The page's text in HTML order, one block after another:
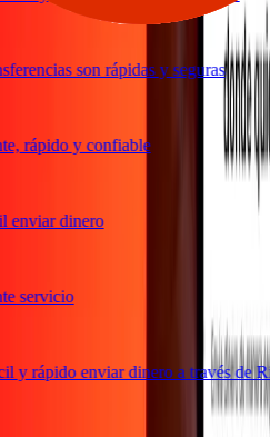
son rápidas y seguras
rápido y confiable
dinero
servicio
rápido enviar dinero a través de Ria